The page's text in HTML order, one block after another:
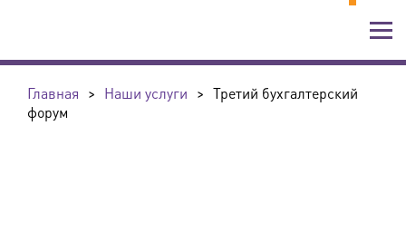
Главная > Наши услуги > Третий бухгалтерский
форум